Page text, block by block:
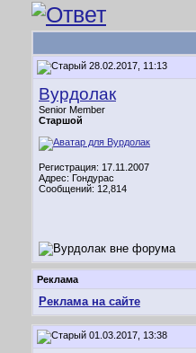
28.02.2017, 11:13
Вурдолак
Senior Member
Старшой
Регистрация: 17.11.2007
Адрес: Гондурас
Сообщений: 12,814
Реклама
Реклама на сайте
01.03.2017, 13:38